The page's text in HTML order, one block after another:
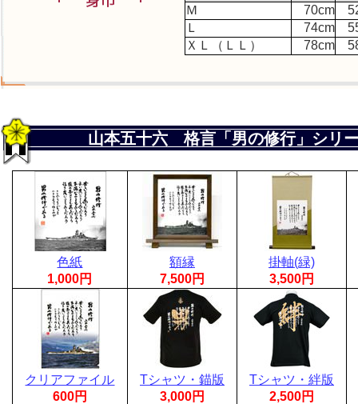
Ｍ
70cm
Ｌ
74cm
ＸＬ（ＬＬ）
78cm
山本五十六 格言「男の修行」シリ
色紙
1,000円
額縁
7,500円
掛軸(緑)
3,500円
クリアファイル
600円
Tシャツ・錨版
3,000円
Tシャツ・絆版
2,500円